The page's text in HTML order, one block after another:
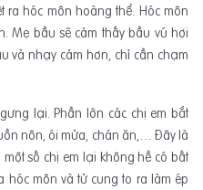
hóc môn hoàng thể. Hóc môn
Mẹ bầu sẽ cảm thấy bầu vú hơi
và nhạy cảm hơn, chỉ cần chạm
lại. Phần lớn các chị em bắt
nôn, ói mửa, chán ăn,… Đây là
số chị em lại không hề có bất
môn và tử cung to ra làm ép